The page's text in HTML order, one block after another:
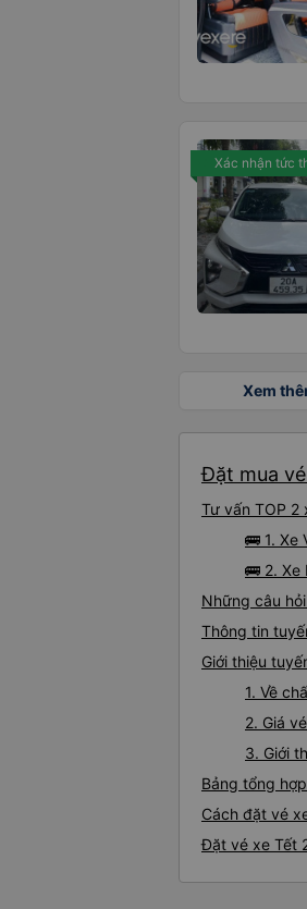
Xác nhận tức
Xem
Đặt mua
Tư vấn TOP
🚌 1. Xe
🚌 2. Xe
Những câu
Thông tin
Giới thiệu
1. Về
2. Giá
3. Giới
Bảng tổng
Cách đặt vé
Đặt vé xe Tết